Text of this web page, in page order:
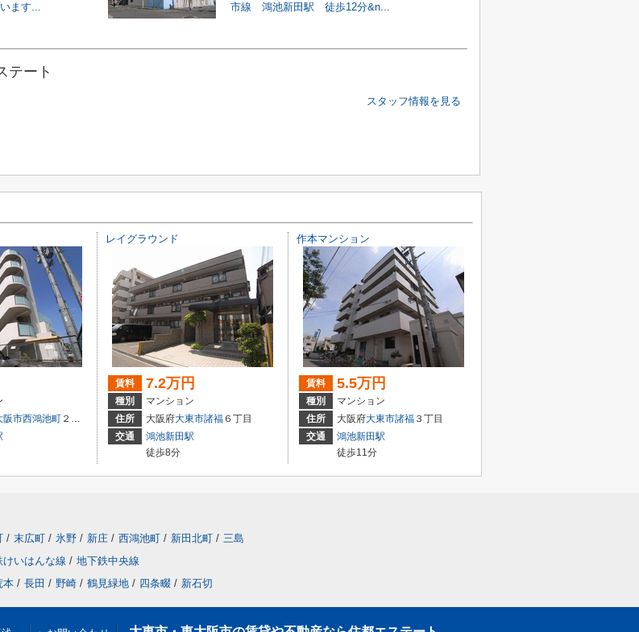
ます...
市線 鴻池新田駅 徒歩12分&n...
テート
スタッフ情報を見る
阪市西鴻池町 ２丁目2-23
レイグラウンド
賃料 7.2万円
種別
マンション
住所
大阪府大東市諸福 ６丁目
交通
鴻池新田駅
徒歩8分
作本マンション
賃料 5.5万円
種別
マンション
住所
大阪府大東市諸福 ３丁目
交通
鴻池新田駅
徒歩11分
/ 末広町 / 氷野 / 新庄 / 西鴻池町 / 新田北町 / 三島
けいはんな線 / 地下鉄中央線
本 / 長田 / 野崎 / 鶴見緑地 / 四条畷 / 新石切